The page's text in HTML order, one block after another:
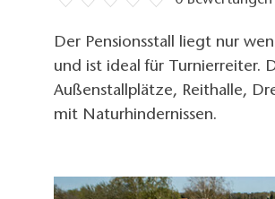
Der Pensionsstall liegt nur
und ist ideal für Turnierreiter.
Außenstallplätze, Reithalle,
mit Naturhindernissen.